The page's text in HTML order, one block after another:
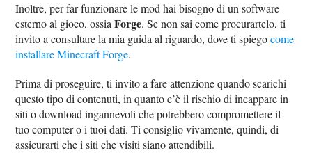
Inoltre, per far funzionare le mod hai bisogno di un software
esterno al gioco, ossiaForge. Se non sai come procurartelo, ti
invito a consultare la mia guida al riguardo, dove ti spiegocome
installare Minecraft Forge.
Prima di proseguire, ti invito a fare attenzione quando scarichi
questo tipo di contenuti, in quanto c’è il rischio di incappare in
siti o download ingannevoli che potrebbero compromettere il
tuo computer o i tuoi dati. Ti consiglio vivamente, quindi, di
assicurarti che i siti che visiti siano attendibili.